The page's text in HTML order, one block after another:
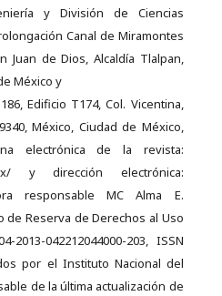
y División de Ciencias
Canal de Miramontes
Juan de Dios, Alcaldía Tlalpan,
México y
Edificio T174, Col. Vicentina,
México, Ciudad de México,
electrónica de la revista:
y dirección electrónica:
responsable MC Alma E.
de Reserva de Derechos al Uso
042212044000-203, ISSN
por el Instituto Nacional del
de la última actualización de